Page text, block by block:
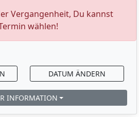
Vergangenheit, Du kannst
wählen!
DATUM ÄNDERN
INFORMATION